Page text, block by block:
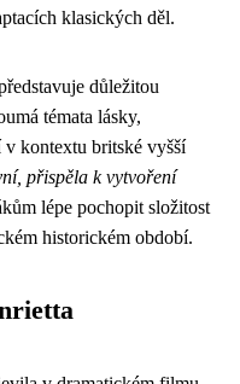
klasických děl.
důležitou
témata lásky,
v kontextu britské vyšší
přispěla k vytvoření
lépe pochopit složitost
historickém období.